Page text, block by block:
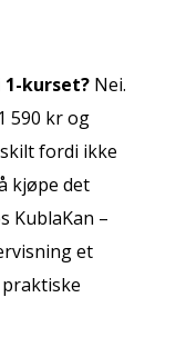
kurset?Nei.
590 kr og
fordi ikke
kjøpe det
KublaKan –
et